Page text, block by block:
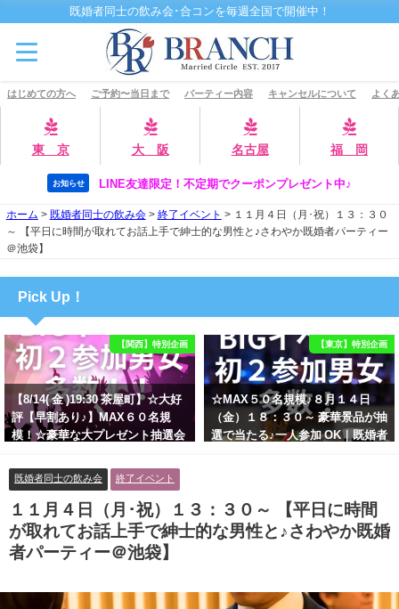
既婚者同士の飲み会･合コンを毎週全国で開催中！
はじめての方へ ご予約〜当日まで パーティー内容 キャンセルについて よく
東 京 大 阪 名古屋 福 岡
お知らせ LINE友達限定！不定期でクーポンプレゼント中♪
ホーム > 既婚者同士の飲み会> 終了イベント > １１月４日（月･祝）１３：３０
～ 【平日に時間が取れてお話上手で紳士的な男性と♪さわやか既婚者パーティー
＠池袋】
Pick Up！
【関西】特別企画
【8/14( 金 )19:30 茶屋町】☆大好
評【早割あり♪】MAX６０名規
模！☆豪華な大プレゼント抽選会
男性とオシャレ好きで落ち着いた
大人女性の既婚者限定ビッグパー
ティー♪＠茶屋町】
【東京】特別企画
☆MAX５０名規模♪８月１４日
（金）１８：３０～ 豪華景品が抽
選で当たる♪一人参加 OK｜既婚者
女性の既婚者限定ビッグパーティ
ー♪＠池袋】
既婚者同士の飲み会 終了イベント
１１月４日（月･祝）１３：３０～ 【平日に時間
が取れてお話上手で紳士的な男性と♪さわやか既婚
者パーティー＠池袋】